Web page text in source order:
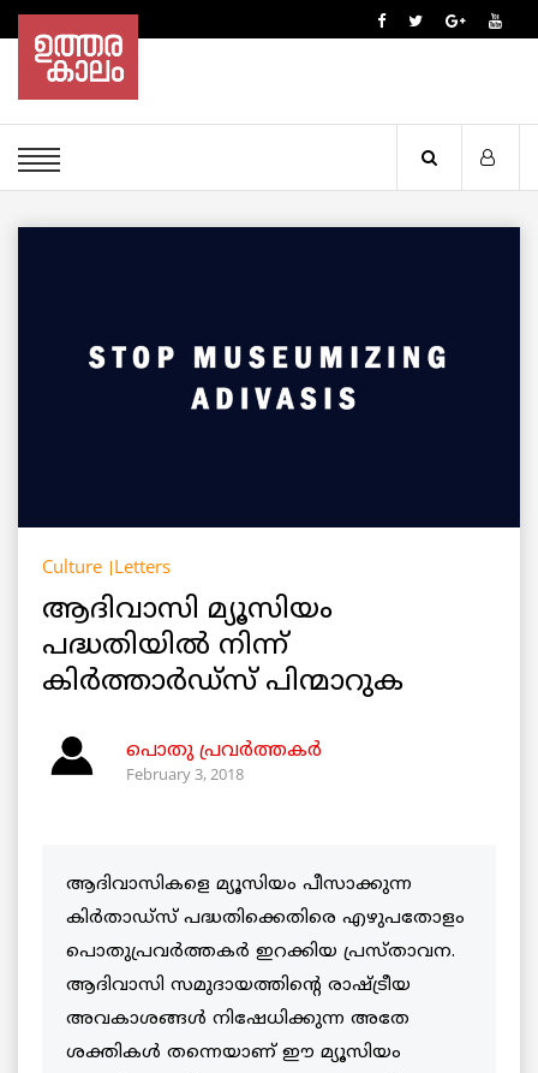
Culture Letters
ആദിവാസി മ്യൂസിയം
പദ്ധതിയിൽ നിന്ന്
കിർത്താർഡ്സ് പിന്മാറുക
പൊതു പ്രവർത്തകർ
February 3, 2018
ആദിവാസികളെ മ്യൂസിയം പീസാക്കുന്ന
കിർതാഡ്സ് പദ്ധതിക്കെതിരെ എഴുപതോളം
പൊതുപ്രവർത്തകർ ഇറക്കിയ പ്രസ്താവന.
ആദിവാസി സമുദായത്തിന്റെ രാഷ്ട്രീയ
അവകാശങ്ങൾ നിഷേധിക്കുന്ന അതേ
ശക്തികൾ തന്നെയാണ് ഈ മ്യൂസിയം